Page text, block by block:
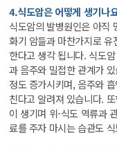
4.식도암은 어떻게 생기나
식도암의 발병원인은 아직
화기 암들과 마찬가지로
한다고 생각 됩니다. 식도
과 음주와 밀접한 관계가
정도 증가시키며, 음주와
친다고 알려져 있습니다.
이 생기며 위-식도 역류과
료를 주자 마시는 습관도